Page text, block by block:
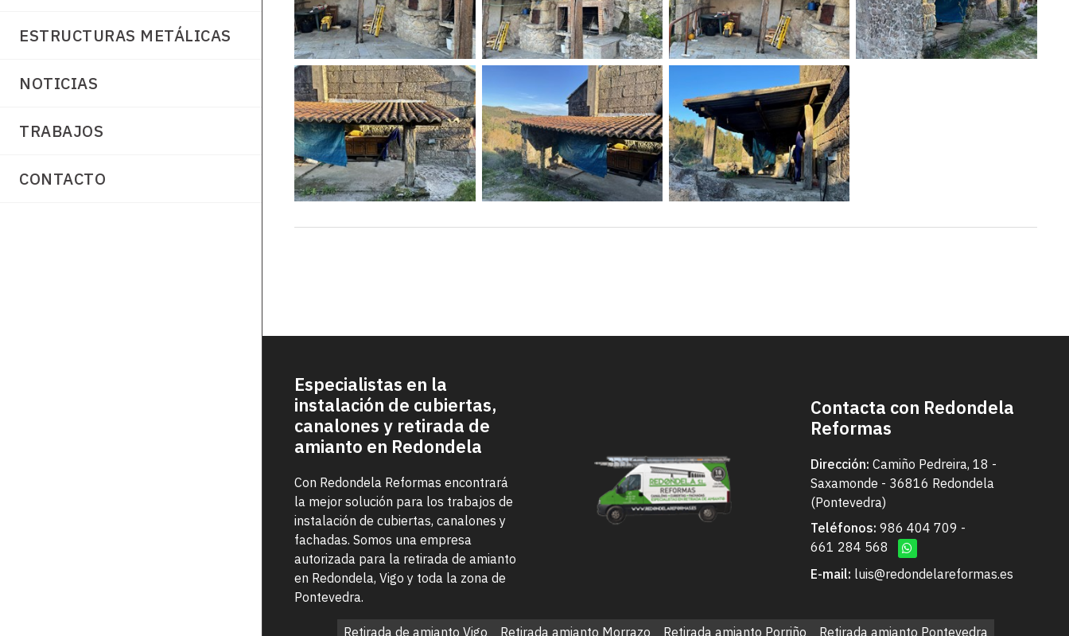
ESTRUCTURAS METÁLICAS
NOTICIAS
TRABAJOS
CONTACTO
Especialistas en la
instalación de cubiertas,
canalones y retirada de
amianto en Redondela
Con Redondela Reformas encontrará
la mejor solución para los trabajos de
instalación de cubiertas, canalones y
fachadas. Somos una empresa
autorizada para la retirada de amianto
en Redondela, Vigo y toda la zona de
Pontevedra.
Contacta con Redondela
Reformas
Dirección: Camiño Pedreira, 18 -
Saxamonde - 36816 Redondela
(Pontevedra)
Teléfonos: 986 404 709 -
661 284 568
E-mail: luis@redondelareformas.es
Retirada de amianto Vigo Retirada amianto Morrazo Retirada amianto Porriño Retirada amianto Pontevedra